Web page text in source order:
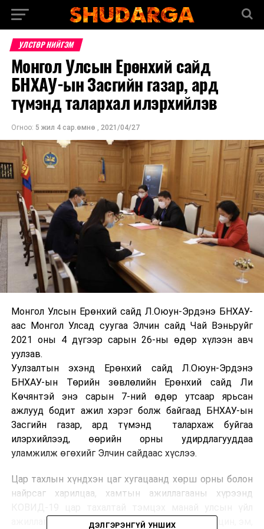
УЛСТӨР НИЙГЭМ
Монгол Улсын Ерөнхий сайд
БНХАУ-ын Засгийн газар, ард
түмэнд талархал илэрхийлэв
Огноо: 5 жил 4 сар.өмнө , 2021/04/27
Монгол Улсын Ерөнхий сайд Л.Оюун-Эрдэнэ БНХАУ-
аас Монгол Улсад суугаа Элчин сайд Чай Вэньруйг
2021 оны 4 дүгээр сарын 26-ны өдөр хүлээн авч
уулзав.
Уулзалтын эхэнд Ерөнхий сайд Л.Оюун-Эрдэнэ
БНХАУ-ын Төрийн зөвлөлийн Ерөнхий сайд Ли
Көчянтэй энэ сарын 7-ний өдөр утсаар ярьсан
ажлууд бодит ажил хэрэг болж байгаад БНХАУ-ын
Засгийн газар, ард түмэнд талархаж буйгаа
илэрхийлээд, өөрийн орны удирдлагууддаа
уламжилж өгөхийг Элчин сайдаас хүслээ.
Цар тахлын хүндхэн цаг хугацаанд хөрш орны болон
найрсаг харилцаа, хамтын ажиллагааны хүрээнд
ажиллагаанд БНХАУ-аас дэмжлэг үзүүлж, вакцин, эм,
ДЭЛГЭРЭНГҮЙ УНШИХ